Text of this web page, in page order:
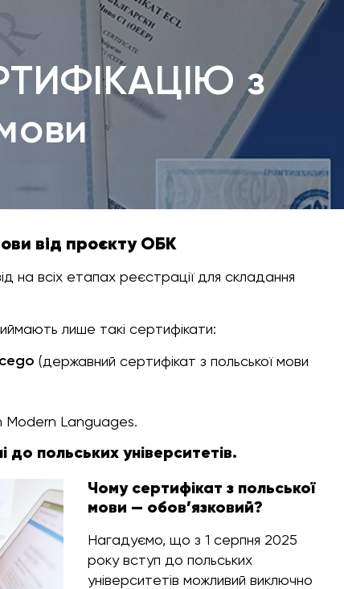
з
від проєкту ОБК
на всіх етапах реєстрації для складання
лише такі сертифікати:
(державний сертифікат з польської мови
Languages.
до польських університетів.
Чому сертифікат з польської
мови — обов’язковий?
Нагадуємо, що з 1 серпня 2025
року вступ до польських
університетів можливий виключно